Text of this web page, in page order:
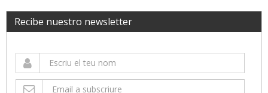
Recibe nuestro newsletter